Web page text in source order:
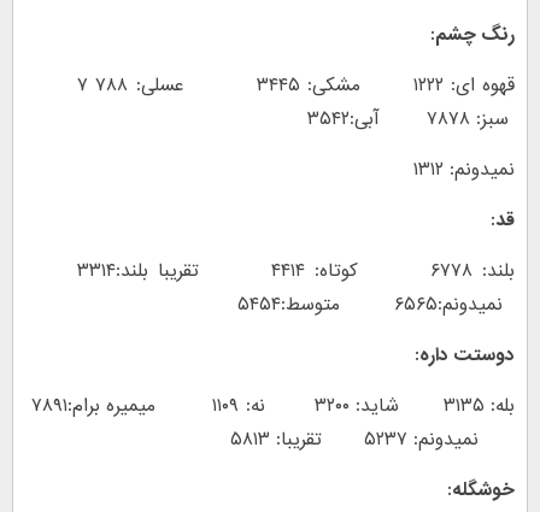
رنگ چشم:
قهوه ای: ۱۲۲۲ مشکی: ۳۴۴۵ عسلی: ۷۸۸ ۷
سبز: ۷۸۷۸ آبی:۳۵۴۲
نمیدونم: ۱۳۱۲
قد:
نمیدونم:۶۵۶۵ متوسط:۵۴۵۴
دوستت داره:
بله: ۳۱۳۵ شاید: ۳۲۰۰ نه: ۱۱۰۹ میمیره برام:۷۸۹۱
نمیدونم: ۵۲۳۷ تقریبا: ۵۸۱۳
خوشگله: